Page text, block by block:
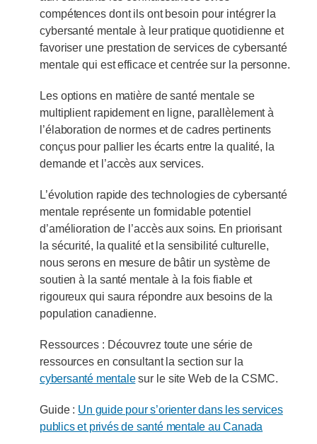
compétences dont ils ont besoin pour intégrer la
cybersanté mentale à leur pratique quotidienne et
favoriser une prestation de services de cybersanté
mentale qui est efficace et centrée sur la personne.
Les options en matière de santé mentale se
multiplient rapidement en ligne, parallèlement à
l’élaboration de normes et de cadres pertinents
conçus pour pallier les écarts entre la qualité, la
demande et l’accès aux services.
L’évolution rapide des technologies de cybersanté
mentale représente un formidable potentiel
d’amélioration de l’accès aux soins. En priorisant
la sécurité, la qualité et la sensibilité culturelle,
nous serons en mesure de bâtir un système de
soutien à la santé mentale à la fois fiable et
rigoureux qui saura répondre aux besoins de la
population canadienne.
Ressources : Découvrez toute une série de
ressources en consultant la section sur la
cybersanté mentalesur le site Web de la CSMC.
Guide : Un guide pour s’orienter dans les services
publics et privés de santé mentale au Canada